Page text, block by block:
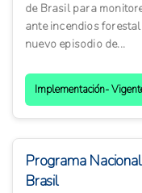
de Brasil para
ante incendios
nuevo episodio de...
Implementación-
Programa
Brasil